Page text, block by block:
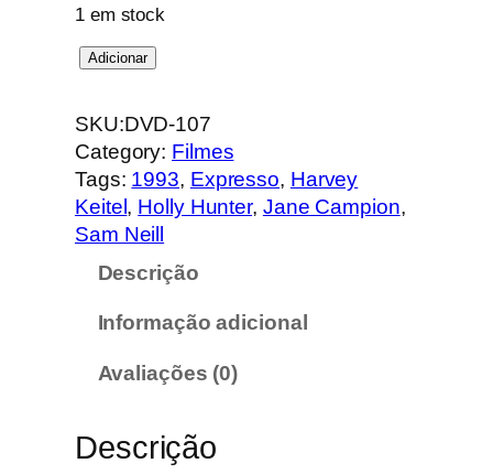
1 em stock
Q
a
n
t
i
d
Adicionar
SKU:DVD-107
Category: Filmes
Tags: 1993, Expresso, Harvey
Keitel , Holly Hunter, Jane Campion
Sam Neill
Descrição
Informação adicional
Avaliações (0)
Descrição